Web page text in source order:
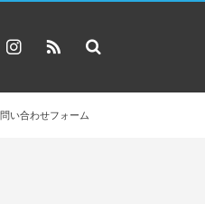
問い合わせフォーム